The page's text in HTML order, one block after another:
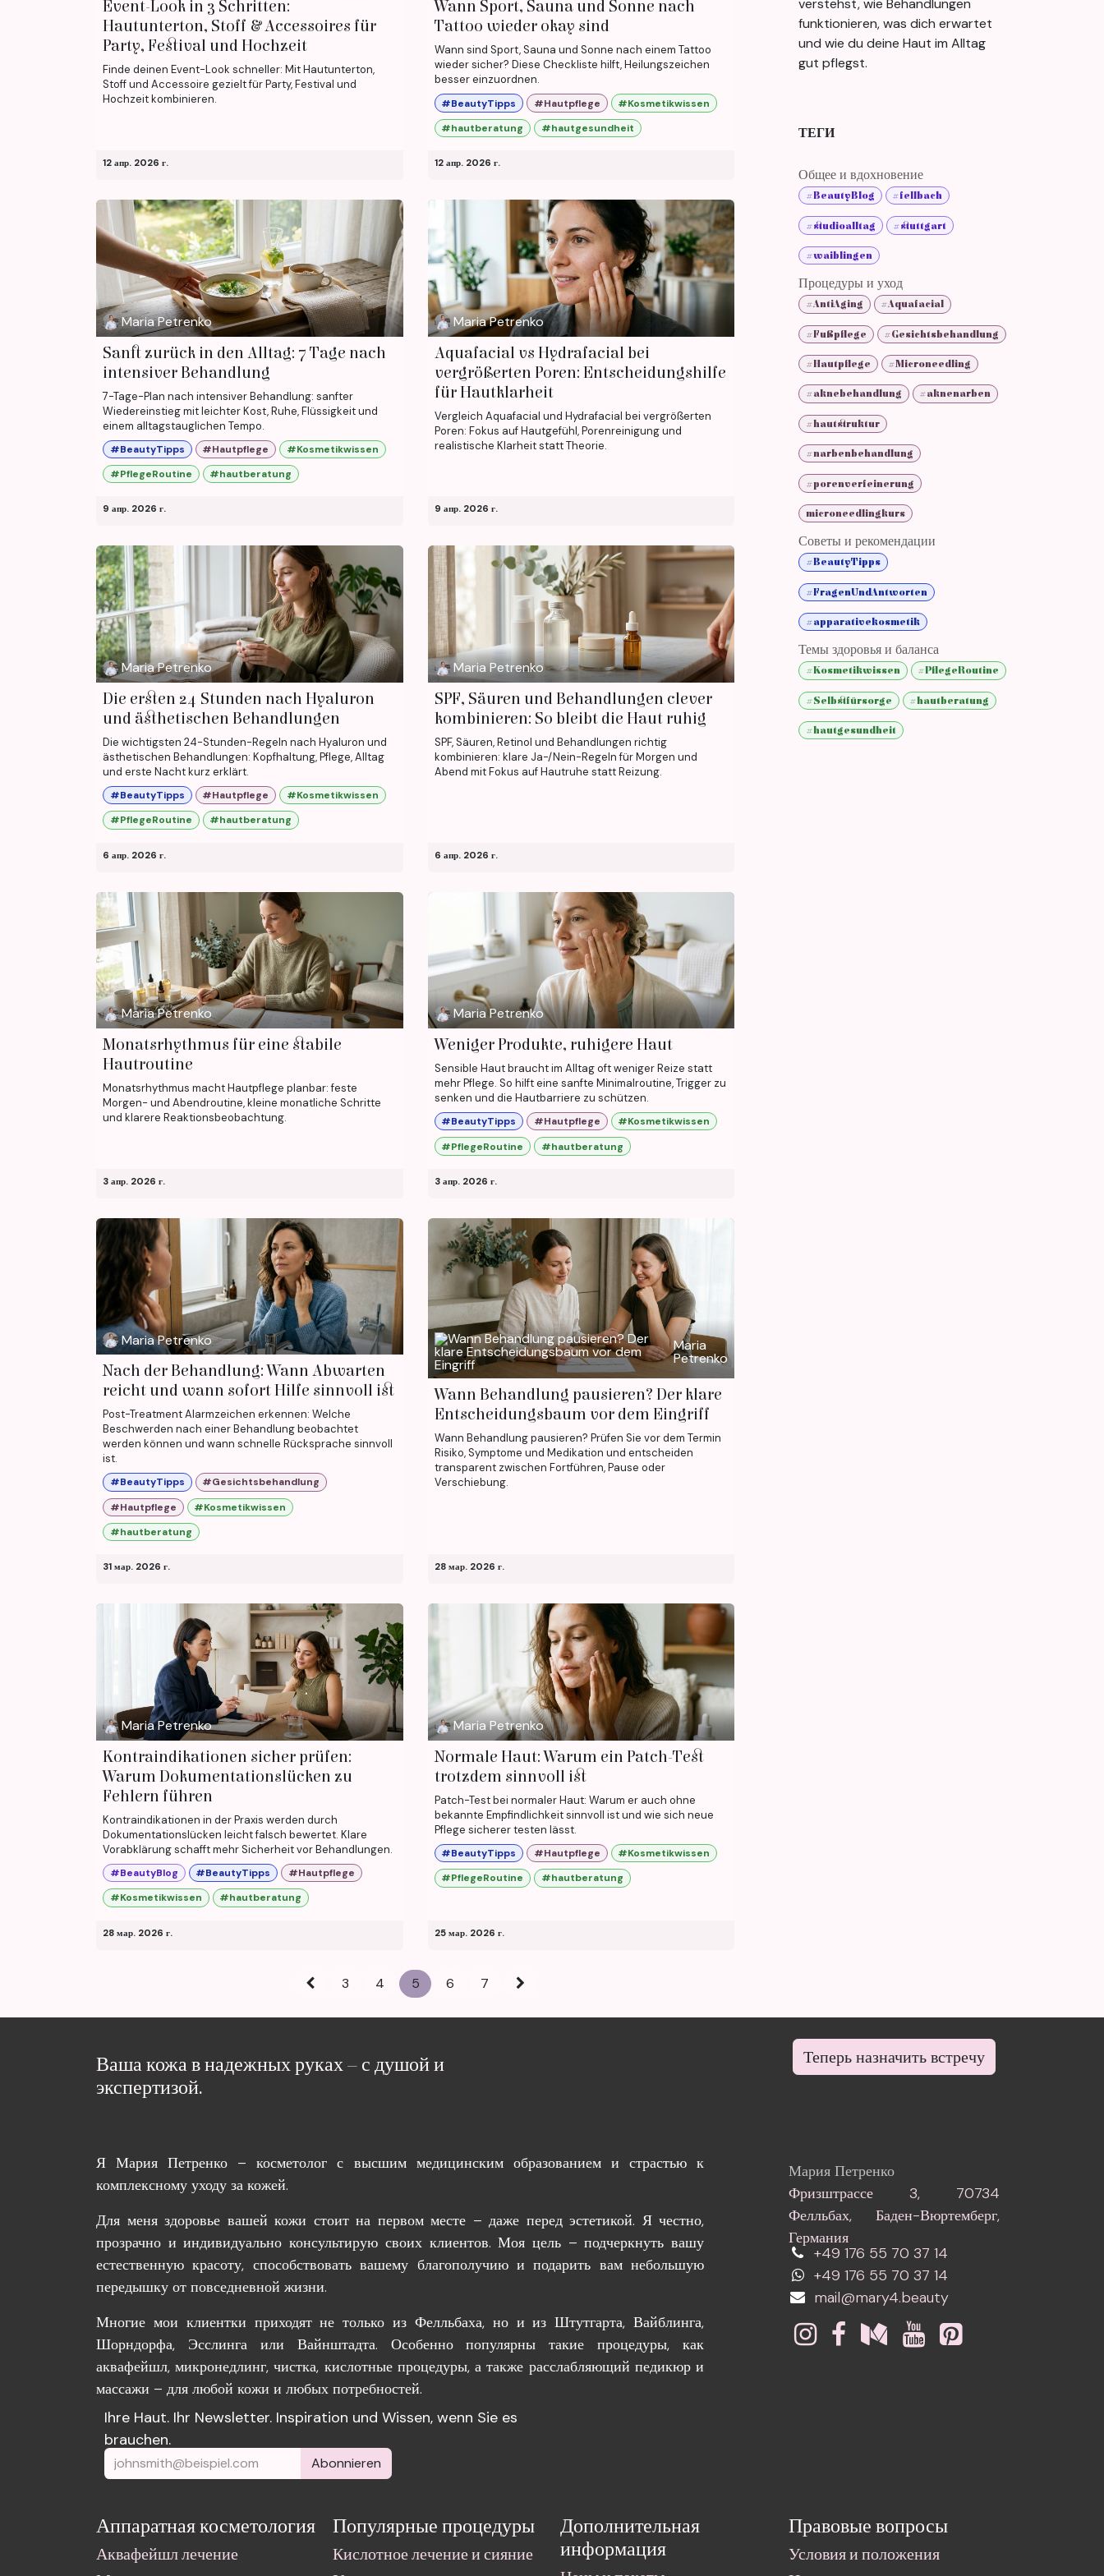
Event-Look in 3 Schritten:
Hautunterton, Stoff & Accessoires für
Party, Festival und Hochzeit
Finde deinen Event-Look schneller: Mit Hautunterton,
Stoff und Accessoire gezielt für Party, Festival und
Hochzeit kombinieren.
12 апр. 2026 г.
Wann Sport, Sauna und Sonne nach
Tattoo wieder okay sind
Wann sind Sport, Sauna und Sonne nach einem Tattoo
wieder sicher? Diese Checkliste hilft, Heilungszeichen
besser einzuordnen.
#BeautyTipps #Hautpflege
#Kosmetikwissen
#hautberatung
#hautgesundheit
12 апр. 2026 г.
Maria Petrenko
Sanft zurück in den Alltag: 7 Tage nach
intensiver Behandlung
7-Tage-Plan nach intensiver Behandlung: sanfter
Wiedereinstieg mit leichter Kost, Ruhe, Flüssigkeit und
einem alltagstauglichen Tempo.
#BeautyTipps #Hautpflege
#Kosmetikwissen
#PflegeRoutine
#hautberatung
9 апр. 2026 г.
Maria Petrenko
Aquafacial vs Hydrafacial bei
vergrößerten Poren: Entscheidungshilfe
für Hautklarheit
Vergleich Aquafacial und Hydrafacial bei vergrößerten
Poren: Fokus auf Hautgefühl, Porenreinigung und
realistische Klarheit statt Theorie.
9 апр. 2026 г.
Maria Petrenko
Die ersten 24 Stunden nach Hyaluron
und ästhetischen Behandlungen
Die wichtigsten 24-Stunden-Regeln nach Hyaluron und
ästhetischen Behandlungen: Kopfhaltung, Pflege, Alltag
und erste Nacht kurz erklärt.
#BeautyTipps #Hautpflege
#Kosmetikwissen
#PflegeRoutine
#hautberatung
6 апр. 2026 г.
Maria Petrenko
SPF, Säuren und Behandlungen clever
kombinieren: So bleibt die Haut ruhig
SPF, Säuren, Retinol und Behandlungen richtig
kombinieren: klare Ja-/Nein-Regeln für Morgen und
Abend mit Fokus auf Hautruhe statt Reizung.
6 апр. 2026 г.
Maria Petrenko
Monatsrhythmus für eine stabile
Hautroutine
Monatsrhythmus macht Hautpflege planbar: feste
Morgen- und Abendroutine, kleine monatliche Schritte
und klarere Reaktionsbeobachtung.
3 апр. 2026 г.
Maria Petrenko
Weniger Produkte, ruhigere Haut
Sensible Haut braucht im Alltag oft weniger Reize statt
mehr Pflege. So hilft eine sanfte Minimalroutine, Trigger zu
senken und die Hautbarriere zu schützen.
#BeautyTipps #Hautpflege
#Kosmetikwissen
#PflegeRoutine
#hautberatung
3 апр. 2026 г.
Maria Petrenko
Nach der Behandlung: Wann Abwarten
reicht und wann sofort Hilfe sinnvoll ist
Post-Treatment Alarmzeichen erkennen: Welche
Beschwerden nach einer Behandlung beobachtet
werden können und wann schnelle Rücksprache sinnvoll
ist.
#BeautyTipps
#Gesichtsbehandlung
#Hautpflege
#Kosmetikwissen
#hautberatung
31 мар. 2026 г.
Maria
Petrenko
Wann Behandlung pausieren? Der klare
Entscheidungsbaum vor dem Eingriff
Wann Behandlung pausieren? Prüfen Sie vor dem Termin
Risiko, Symptome und Medikation und entscheiden
transparent zwischen Fortführen, Pause oder
Verschiebung.
28 мар. 2026 г.
Maria Petrenko
Kontraindikationen sicher prüfen:
Warum Dokumentationslücken zu
Fehlern führen
Kontraindikationen in der Praxis werden durch
Dokumentationslücken leicht falsch bewertet. Klare
Vorabklärung schafft mehr Sicherheit vor Behandlungen.
#BeautyBlog #BeautyTipps
#Hautpflege
#Kosmetikwissen
#hautberatung
28 мар. 2026 г.
Maria Petrenko
Normale Haut: Warum ein Patch-Test
trotzdem sinnvoll ist
Patch-Test bei normaler Haut: Warum er auch ohne
bekannte Empfindlichkeit sinnvoll ist und wie sich neue
Pflege sicherer testen lässt.
#BeautyTipps #Hautpflege
#Kosmetikwissen
#PflegeRoutine
#hautberatung
25 мар. 2026 г.
3 4 5 6 7
verstehst, wie Behandlungen
funktionieren, was dich erwartet
und wie du deine Haut im Alltag
gut pflegst.
ТЕГИ
Общее и вдохновение
#BeautyBlog #fellbach
#studioalltag #stuttgart
#waiblingen
Процедуры и уход
#AntiAging #Aquafacial
#Fußpflege #Gesichtsbehandlung
#Hautpflege #Microneedling
#aknebehandlung #aknenarben
#hautstruktur
#narbenbehandlung
#porenverfeinerung
microneedlingkurs
Советы и рекомендации
#BeautyTipps
#FragenUndAntworten
#apparativekosmetik
Темы здоровья и баланса
#Kosmetikwissen #PflegeRoutine
#Selbstfürsorge #hautberatung
#hautgesundheit
Ваша кожа в надежных руках – с душой и
экспертизой.
Теперь назначить встречу
Я Мария Петренко – косметолог с высшим медицинским образованием и страстью к
комплексному уходу за кожей.
Для меня здоровье вашей кожи стоит на первом месте – даже перед эстетикой. Я честно,
прозрачно и индивидуально консультирую своих клиентов. Моя цель – подчеркнуть вашу
естественную красоту, способствовать вашему благополучию и подарить вам небольшую
передышку от повседневной жизни.
Многие мои клиентки приходят не только из Фелльбаха, но и из Штутгарта, Вайблинга,
Шорндорфа, Эсслинга или Вайнштадта. Особенно популярны такие процедуры, как
аквафейшл, микронедлинг, чистка, кислотные процедуры, а также расслабляющий педикюр и
массажи – для любой кожи и любых потребностей.
Мария Петренко
Фризштрассе 3, 70734
Фелльбах, Баден-Вюртемберг,
Германия
Ihre Haut. Ihr Newsletter. Inspiration und Wissen, wenn Sie es
brauchen.
+49 176 55 70 37 14
+49 176 55 70 37 14
mail@mary4.beauty
Abonnieren
Аппаратная косметология
Аквафейшл лечение
Популярные процедуры
Кислотное лечение и сияние
Дополнительная
информация
Правовые вопросы
Условия и положения